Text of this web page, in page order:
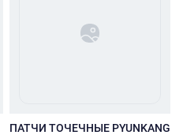
ПАТЧИ ТОЧЕЧНЫЕ PYUNKANG